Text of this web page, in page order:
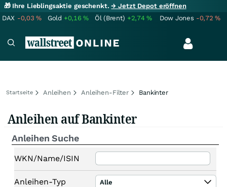
🎁 Ihre Lieblingsaktie geschenkt.→ Jetzt Depot eröffnen
DAX -0,03% Gold +0,16% Öl (Brent) +2,74% Dow Jones -0,72%
Startseite Anleihen Anleihen-Filter Bankinter
Anleihen auf Bankinter
Anleihen Suche
WKN/Name/ISIN
Anleihen-Typ Alle